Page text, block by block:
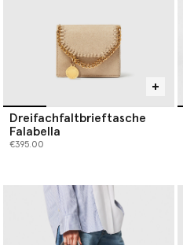
Dreifachfaltbrieftasche
Falabella
€395.00